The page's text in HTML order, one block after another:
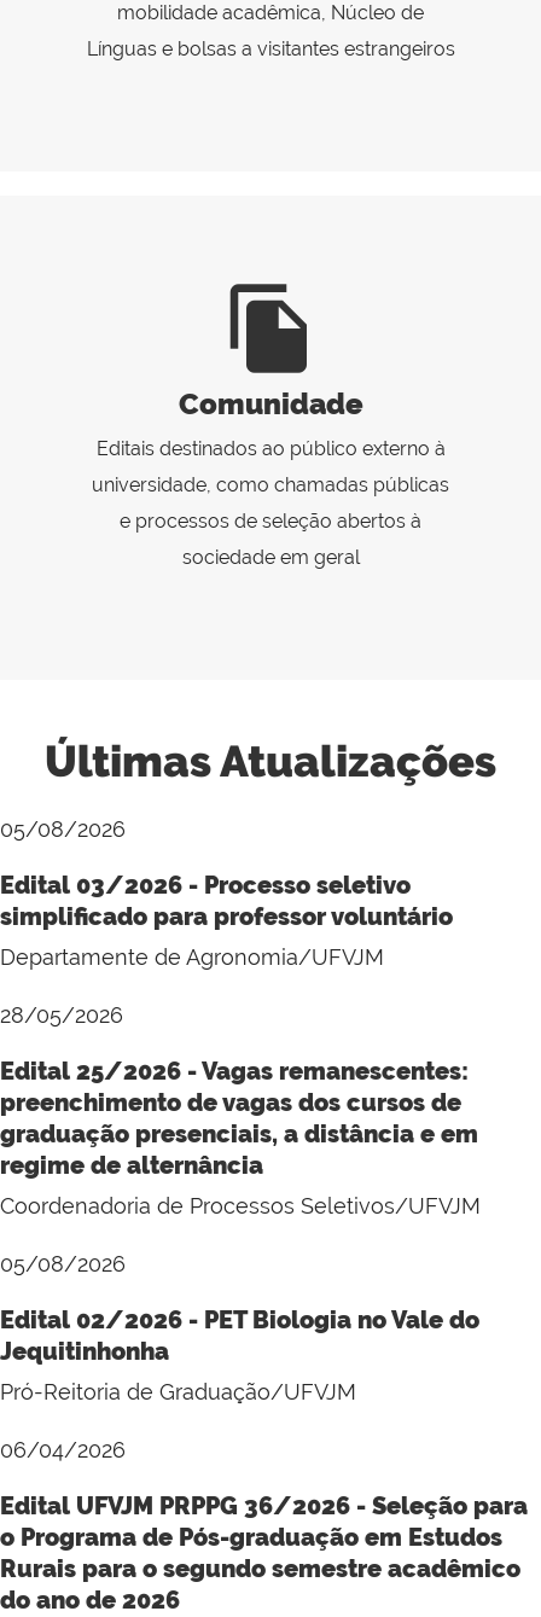
mobilidade acadêmica, Núcleo de
Línguas e bolsas a visitantes estrangeiros
file_copy
Comunidade
Editais destinados ao público externo à
universidade, como chamadas públicas
e processos de seleção abertos à
sociedade em geral
Últimas Atualizações
05/08/2026
Edital 03/2026 - Processo seletivo
simplificado para professor voluntário
Departamente de Agronomia/UFVJM
28/05/2026
Edital 25/2026 - Vagas remanescentes:
preenchimento de vagas dos cursos de
graduação presenciais, a distância e em
regime de alternância
Coordenadoria de Processos Seletivos/UFVJM
05/08/2026
Edital 02/2026 - PET Biologia no Vale do
Jequitinhonha
Pró-Reitoria de Graduação/UFVJM
06/04/2026
Edital UFVJM PRPPG 36/2026 - Seleção para
o Programa de Pós-graduação em Estudos
Rurais para o segundo semestre acadêmico
do ano de 2026